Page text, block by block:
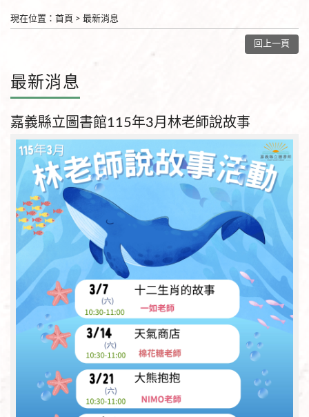
現在位置 ： 首頁 > 最新消息
回上一頁
最新消息
嘉義縣立圖書館115年3月林老師說故事